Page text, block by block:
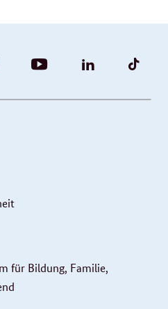
BMBFSFJ
YOUTUBE
BMFSFJ
LINKEDIN
für Bildung, Familie,